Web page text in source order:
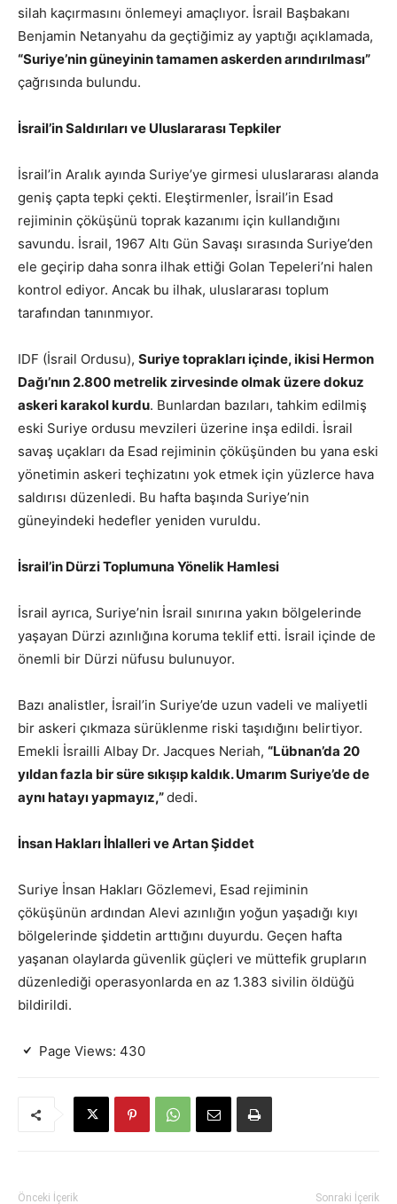
silah kaçırmasını önlemeyi amaçlıyor. İsrail Başbakanı
Benjamin Netanyahu da geçtiğimiz ay yaptığı açıklamada,
“Suriye’nin güneyinin tamamen askerden arındırılması”
çağrısında bulundu.
İsrail’in Saldırıları ve Uluslararası Tepkiler
İsrail’in Aralık ayında Suriye’ye girmesi uluslararası alanda
geniş çapta tepki çekti. Eleştirmenler, İsrail’in Esad
rejiminin çöküşünü toprak kazanımı için kullandığını
savundu. İsrail, 1967 Altı Gün Savaşı sırasında Suriye’den
ele geçirip daha sonra ilhak ettiği Golan Tepeleri’ni halen
kontrol ediyor. Ancak bu ilhak, uluslararası toplum
tarafından tanınmıyor.
IDF (İsrail Ordusu), Suriye toprakları içinde, ikisi Hermon
Dağı’nın 2.800 metrelik zirvesinde olmak üzere dokuz
askeri karakol kurdu. Bunlardan bazıları, tahkim edilmiş
eski Suriye ordusu mevzileri üzerine inşa edildi. İsrail
savaş uçakları da Esad rejiminin çöküşünden bu yana eski
yönetimin askeri teçhizatını yok etmek için yüzlerce hava
saldırısı düzenledi. Bu hafta başında Suriye’nin
güneyindeki hedefler yeniden vuruldu.
İsrail’in Dürzi Toplumuna Yönelik Hamlesi
İsrail ayrıca, Suriye’nin İsrail sınırına yakın bölgelerinde
yaşayan Dürzi azınlığına koruma teklif etti. İsrail içinde de
önemli bir Dürzi nüfusu bulunuyor.
Bazı analistler, İsrail’in Suriye’de uzun vadeli ve maliyetli
bir askeri çıkmaza sürüklenme riski taşıdığını belirtiyor.
Emekli İsrailli Albay Dr. Jacques Neriah, “Lübnan’da 20
yıldan fazla bir süre sıkışıp kaldık. Umarım Suriye’de de
aynı hatayı yapmayız,”dedi.
İnsan Hakları İhlalleri ve Artan Şiddet
Suriye İnsan Hakları Gözlemevi, Esad rejiminin
çöküşünün ardından Alevi azınlığın yoğun yaşadığı kıyı
bölgelerinde şiddetin arttığını duyurdu. Geçen hafta
yaşanan olaylarda güvenlik güçleri ve müttefik grupların
düzenlediği operasyonlarda en az 1.383 sivilin öldüğü
bildirildi.
Page Views: 430
Önceki İçerik Sonraki İçerik